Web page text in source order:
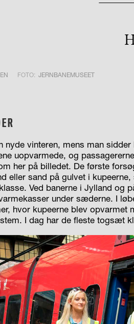
FOTO: JERNBANEMUSEET
nyde vinteren, mens man
uopvarmede, og
her på billedet. De første
eller sand på gulvet i
Ved banerne i Jylland og
under sæderne. I
hvor kupeerne blev
I dag har de fleste togsæt